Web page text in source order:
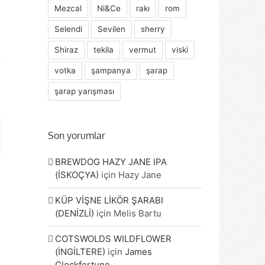
Mezcal Ni&Ce rakı rom
Selendi Sevilen sherry
Shiraz tekila vermut viski
votka şampanya şarap
şarap yarışması
Son yorumlar
BREWDOG HAZY JANE IPA
(İSKOÇYA) için Hazy Jane
KÜP VİŞNE LİKÖR ŞARABI
(DENİZLİ) için Melis Bartu
COTSWOLDS WILDFLOWER
(İNGİLTERE) içinJames